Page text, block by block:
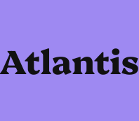
Atlantis